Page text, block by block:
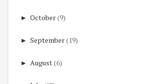
► October(9)
► September(19)
► August(6)